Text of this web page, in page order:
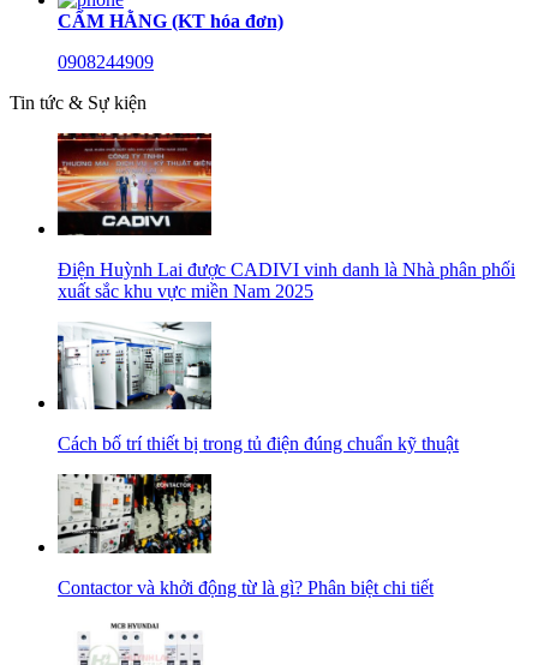
CẨM HẰNG (KT hóa đơn)
0908244909
Tin tức & Sự kiện
Điện Huỳnh Lai được CADIVI vinh danh là Nhà phân phối
xuất sắc khu vực miền Nam 2025
Cách bố trí thiết bị trong tủ điện đúng chuẩn kỹ thuật
Contactor và khởi động từ là gì? Phân biệt chi tiết